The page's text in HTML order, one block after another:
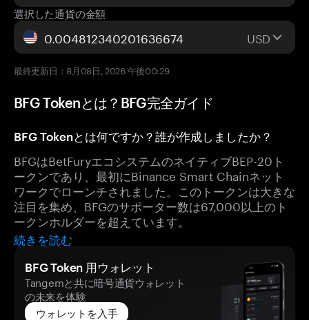
選択した通貨の金額
USD
最終更新日：8月08日, 2026 午後00:29
BFG Tokenとは？BFG完全ガイド
BFG Tokenとは何ですか？誰が作成しましたか？
BFGはBetFuryエコシステムのネイティブBEP-20ト
ークンであり、最初にBinance Smart Chainネット
ワークでローンチされました。このトークンは大きな
注目を集め、BFGのサポーター数は67,000以上のト
ークンホルダーを超えています。
続きを読む
BFG Token 用ウォレット
Tangemと共に暗号通貨ウォレット
の未来を体験
ウォレットを入手